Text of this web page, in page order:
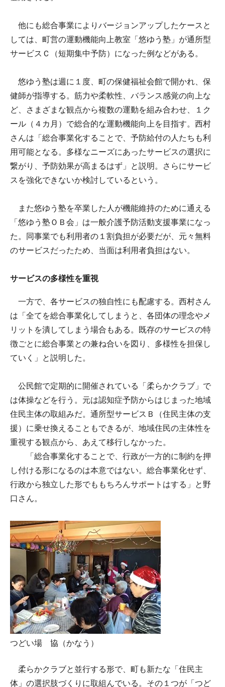
他にも総合事業によりバージョンアップしたケースと
しては、町営の運動機能向上教室「悠ゆう塾」が通所型
サービスＣ（短期集中予防）になった例などがある。
悠ゆう塾は週に１度、町の保健福祉会館で開かれ、保
健師が指導する。筋力や柔軟性、バランス感覚の向上な
ど、さまざまな観点から複数の運動を組み合わせ、１ク
ール（４カ月）で総合的な運動機能向上を目指す。西村
さんは「総合事業化することで、予防給付の人たちも利
用可能となる。多様なニーズにあったサービスの選択に
繋がり、予防効果が高まるはず」と説明。さらにサービ
スを強化できないか検討しているという。
また悠ゆう塾を卒業した人が機能維持のために通える
「悠ゆう塾ＯＢ会」は一般介護予防活動支援事業になっ
た。同事業でも利用者の１割負担が必要だが、元々無料
のサービスだったため、当面は利用者負担はない。
サービスの多様性を重視
一方で、各サービスの独自性にも配慮する。西村さん
は「全てを総合事業化してしまうと、各団体の理念やメ
リットを潰してしまう場合もある。既存のサービスの特
徴ごとに総合事業との兼ね合いを図り、多様性を担保し
ていく」と説明した。
公民館で定期的に開催されている「柔らかクラブ」で
は体操などを行う。元は認知症予防からはじまった地域
住民主体の取組みだ。通所型サービスＢ（住民主体の支
援）に乗せ換えることもできるが、地域住民の主体性を
重視する観点から、あえて移行しなかった。
「総合事業化することで、行政が一方的に制約を押
し付ける形になるのは本意ではない。総合事業化せず、
行政から独立した形でももちろんサポートはする」と野
口さん。
つどい場 協（かなう）
柔らかクラブと並行する形で、町も新たな「住民主
体」の選択肢づくりに取組んでいる。その１つが「つど